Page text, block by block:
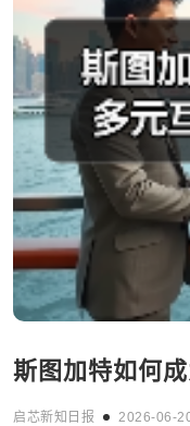
斯图加特如何
启芯新知日报
2026-06-